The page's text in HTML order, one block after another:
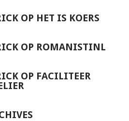
OP HET IS KOERS
OP ROMANISTINL
OP FACILITEER